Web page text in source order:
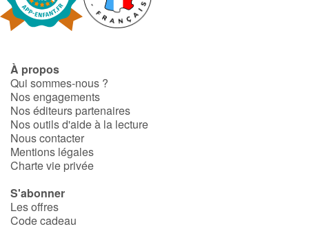
Fable, mythe, littérature et poésie
Ogres, monstres et sorcières
Héroïnes et héros
Écologie, nature, saisons
Les animaux
Voyage, épopée, enquête, aventure
À propos
Qui sommes-nous ?
Nos engagements
Nos éditeurs partenaires
Nos outils d'aide à la lecture
Nous contacter
Mentions légales
Charte vie privée
S'abonner
Les offres
Code cadeau